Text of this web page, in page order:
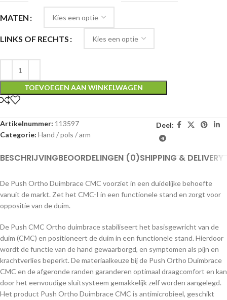
MATEN
LINKS OF RECHTS
TOEVOEGEN AAN WINKELWAGEN
Artikelnummer: 113597
Categorie: Hand / pols / arm
Deel:
BESCHRIJVINGBEOORDELINGEN (0)SHIPPING & DELIVERY
De Push Ortho Duimbrace CMC voorziet in een duidelijke behoefte
vanuit de markt. Zet het CMC-I in een functionele stand en zorgt voor
oppositie van de duim.
De Push CMC Ortho duimbrace stabiliseert het basisgewricht van de
duim (CMC) en positioneert de duim in een functionele stand. Hierdoor
wordt de functie van de hand gewaarborgd, en symptomen als pijn en
krachtverlies beperkt. De materiaalkeuze bij de Push Ortho Duimbrace
CMC en de afgeronde randen garanderen optimaal draagcomfort en kan
door het eenvoudige sluitsysteem gemakkelijk zelf worden aangelegd.
Het product Push Ortho Duimbrace CMC is antimicrobieel, geschikt